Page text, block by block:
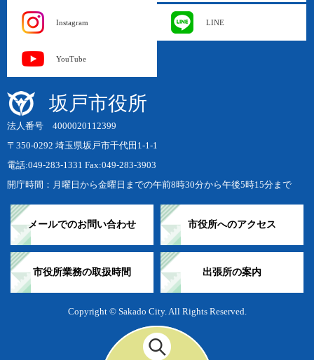
Instagram LINE
YouTube
坂戸市役所
法人番号 4000020112399
〒350-0292 埼玉県坂戸市千代田1-1-1
電話:049-283-1331 Fax:049-283-3903
開庁時間：月曜日から金曜日までの午前8時30分から午後5時15分まで
メールでのお問い合わせ 市役所へのアクセス
市役所業務の取扱時間 出張所の案内
Copyright © Sakado City. All Rights Reserved.